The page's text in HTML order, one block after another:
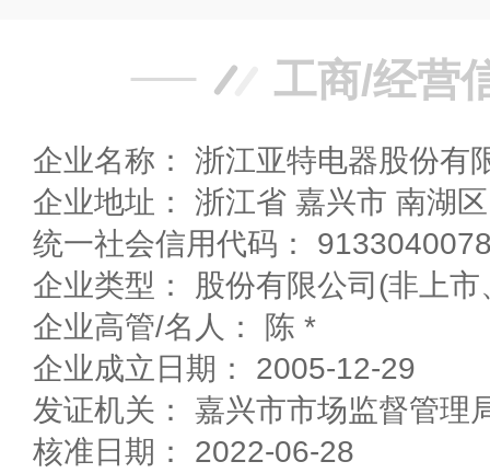
工商/经营
企业名称： 浙江亚特电器股份有
企业地址： 浙江省 嘉兴市
统一社会信用代码：
企业类型： 股份有限公司(非上
企业高管/名人： 陈 *
企业成立日期： 2005-12-29
发证机关： 嘉兴市市场监督管理
核准日期： 2022-06-28